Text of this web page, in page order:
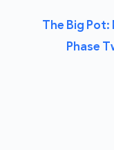
The Big
Phase